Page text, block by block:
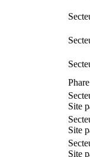
Site
Site
Site